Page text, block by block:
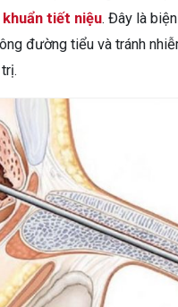
khuẩn tiết niệu. Đây là
đường tiểu và tránh